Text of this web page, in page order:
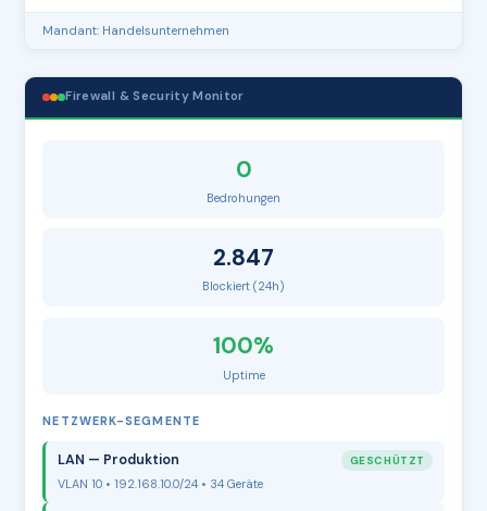
Mandant: Handelsunternehmen
Firewall & Security Monitor
0
Bedrohungen
2.847
Blockiert (24h)
100%
Uptime
NETZWERK-SEGMENTE
LAN — Produktion GESCHÜTZT
VLAN 10 • 192.168.10.0/24 • 34 Geräte